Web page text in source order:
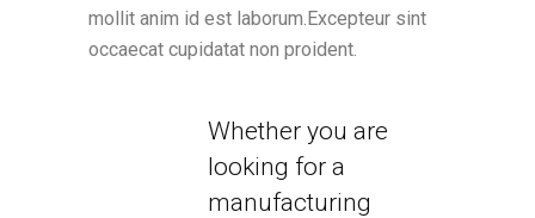
mollit anim id est laborum.Excepteur sint
occaecat cupidatat non proident.
Whether you are
looking for a
manufacturing